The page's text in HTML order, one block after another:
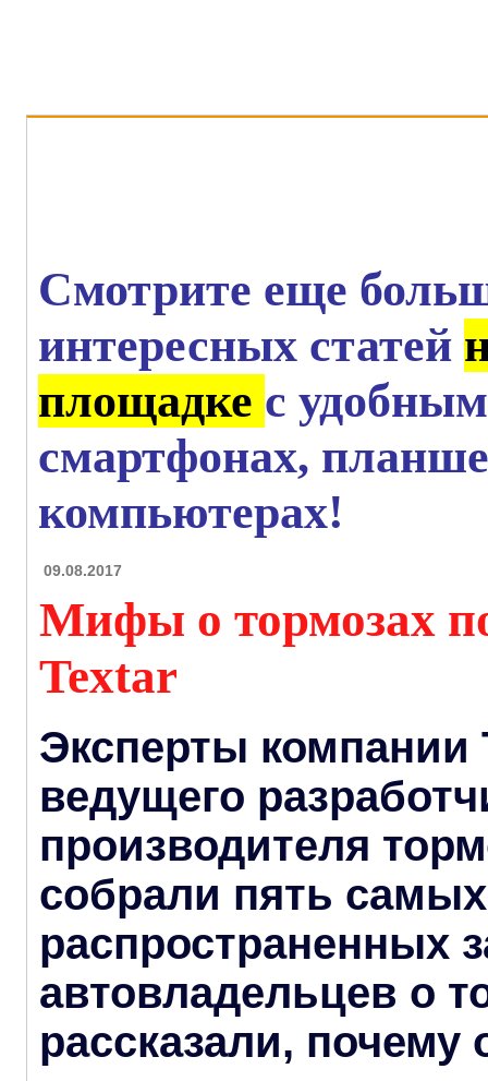
Смотрите еще
интересных статей
площадке с
смартфонах,
компьютерах!
09.08.2017
Мифы о тормозах
Textar
Эксперты компании
ведущего
производителя
собрали пять самых
распространенных
автовладельцев о
рассказали,